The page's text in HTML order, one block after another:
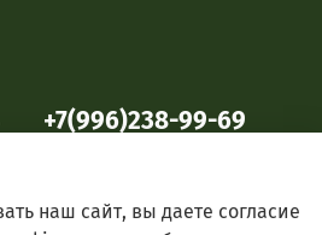
+7(996)238-99-69
наш сайт, вы даете согласие